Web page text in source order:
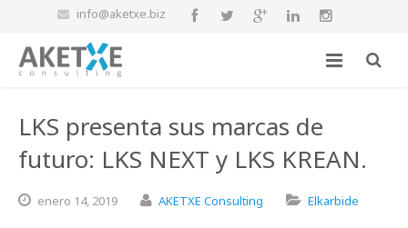
info@aketxe.biz
LKS presenta sus marcas de
futuro: LKS NEXT y LKS KREAN.
enero 14, 2019 AKETXE Consulting Elkarbide